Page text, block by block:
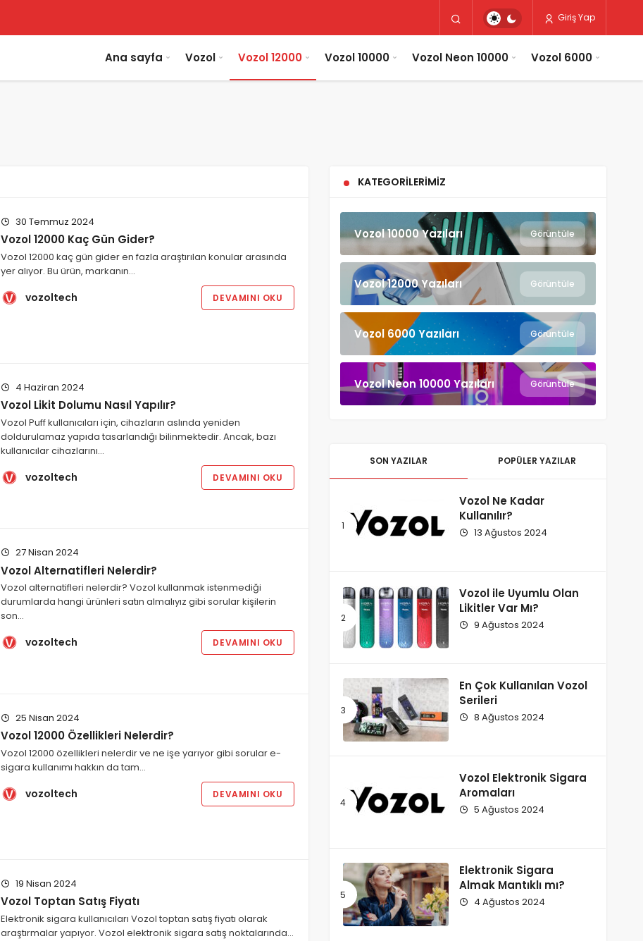
Giriş Yap
Ana sayfa Vozol Vozol 12000 Vozol 10000 Vozol Neon 10000 Vozol 6000
30 Temmuz 2024
Vozol 12000 Kaç Gün Gider?
Vozol 12000 kaç gün gider en fazla araştırılan konular arasında
yer alıyor. Bu ürün, markanın…
vozoltech DEVAMINI OKU
4 Haziran 2024
Vozol Likit Dolumu Nasıl Yapılır?
Vozol Puff kullanıcıları için, cihazların aslında yeniden
doldurulamaz yapıda tasarlandığı bilinmektedir. Ancak, bazı
kullanıcılar cihazlarını…
vozoltech DEVAMINI OKU
27 Nisan 2024
Vozol Alternatifleri Nelerdir?
Vozol alternatifleri nelerdir? Vozol kullanmak istenmediği
durumlarda hangi ürünleri satın almalıyız gibi sorular kişilerin
son…
vozoltech DEVAMINI OKU
25 Nisan 2024
Vozol 12000 Özellikleri Nelerdir?
Vozol 12000 özellikleri nelerdir ve ne işe yarıyor gibi sorular e-
sigara kullanımı hakkın da tam…
vozoltech DEVAMINI OKU
19 Nisan 2024
Vozol Toptan Satış Fiyatı
Elektronik sigara kullanıcıları Vozol toptan satış fiyatı olarak
araştırmalar yapıyor. Vozol elektronik sigara satış noktalarında…
KATEGORILERIMIZ
Vozol 10000 Yazıları Görüntüle
Vozol 12000 Yazıları Görüntüle
Vozol 6000 Yazıları Görüntüle
Vozol Neon 10000 Yazıları Görüntüle
SON YAZILAR POPÜLER YAZILAR
Vozol Ne Kadar
Kullanılır?
13 Ağustos 2024
Vozol ile Uyumlu Olan
Likitler Var Mı?
9 Ağustos 2024
En Çok Kullanılan Vozol
Serileri
8 Ağustos 2024
Vozol Elektronik Sigara
Aromaları
5 Ağustos 2024
Elektronik Sigara
Almak Mantıklı mı?
4 Ağustos 2024